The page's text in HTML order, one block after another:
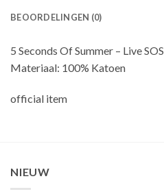
BEOORDELINGEN (0)
5 Seconds Of Summer – Live
Materiaal: 100% Katoen
official item
NIEUW